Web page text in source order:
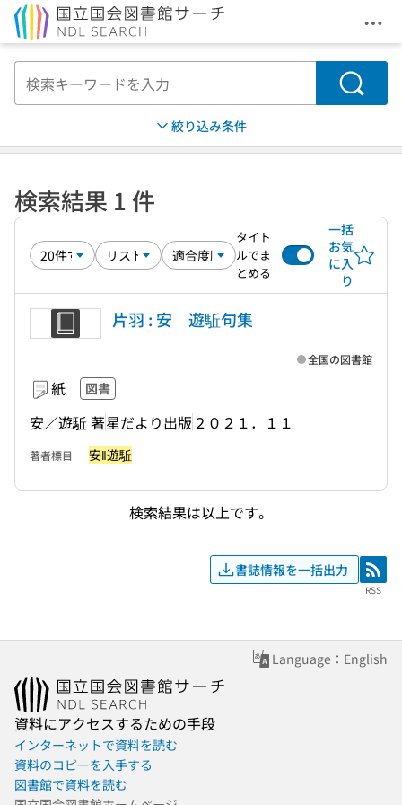
メ
検索
絞り込み条件
検索結果 1 件
タイト
ルでま
とめる
一括
お気
に入
り
片羽 : 安 遊駈句集
紙 図書
安／遊駈 著星だより出版 ２０２１．１１
全国の図書館
著者標目 安‖遊駈
検索結果は以上です。
書誌情報を一括出力 RSS
RSS
Language：English
資料にアクセスするための手段
インターネットで資料を読む
資料のコピーを入手する
図書館で資料を読む